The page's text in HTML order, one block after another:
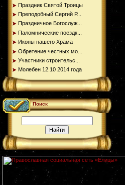
Праздник Святой Троицы
Преподобный Сергий Р...
Праздничное Богослуж...
Паломнические поездк...
Иконы нашего Храма
Обретение честных мо...
Участники строительс...
Молебен 12.10 2014 года
Поиск